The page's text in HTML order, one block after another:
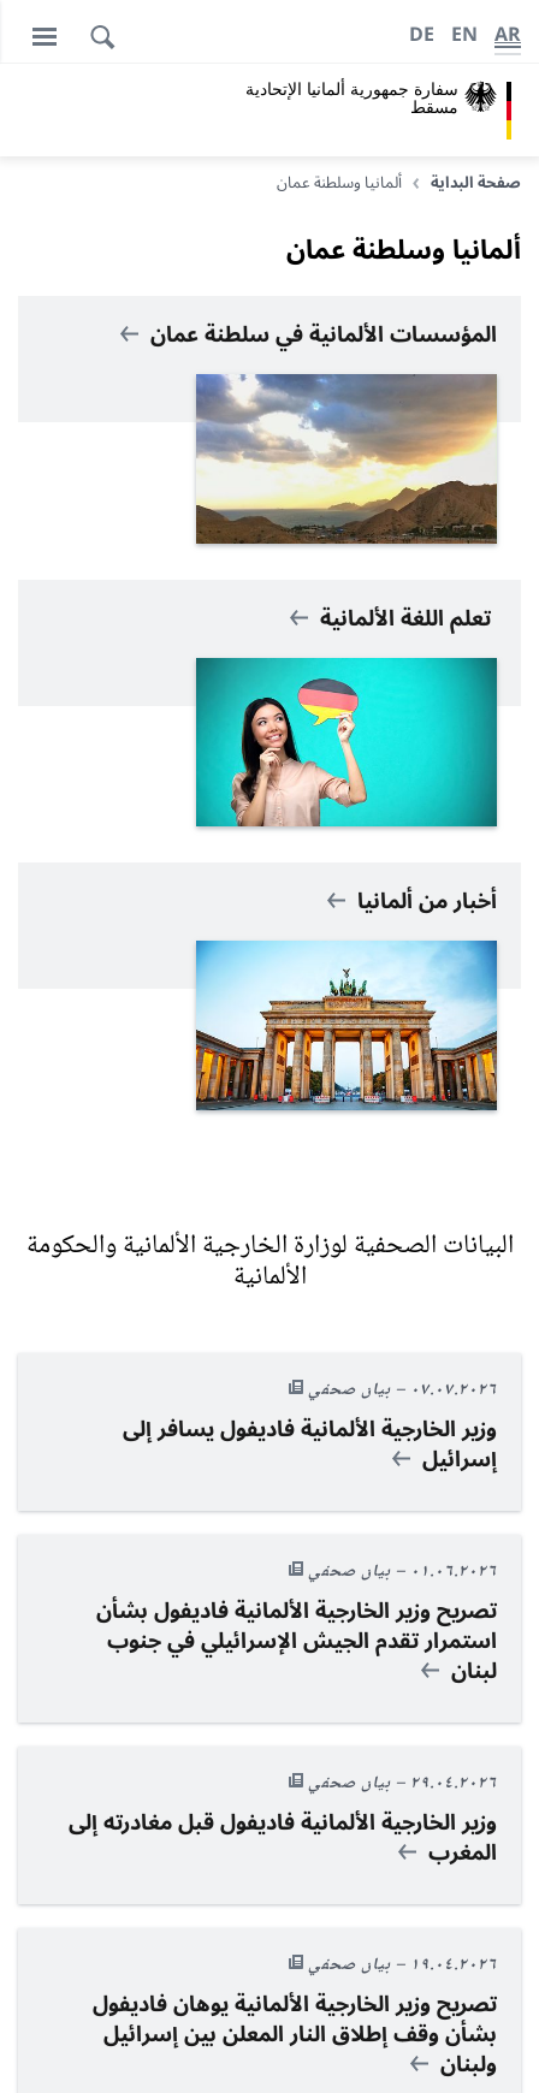
سفارة جمهورية ألمانيا الإتحادية
مسقط
AR
EN
DE
صفحة البداية ألمانيا وسلطنة عمان
ألمانيا وسلطنة عمان
المؤسسات الألمانية في سلطنة عمان
تعلم اللغة الألمانية
أخبار من ألمانيا
البيانات الصحفية لوزارة الخارجية الألمانية والحكومة
الألمانية
٠٧.٠٧.٢٠٢٦ بيان صحفي
وزير الخارجية الألمانية فاديفول يسافر إلى
إسرائيل
٠١.٠٦.٢٠٢٦ بيان صحفي
تصريح وزير الخارجية الألمانية فاديفول بشأن
استمرار تقدم الجيش الإسرائيلي في جنوب
لبنان
٢٩.٠٤.٢٠٢٦ بيان صحفي
وزير الخارجيةالألمانيةفاديفول قبل مغادرته إلى
المغرب
١٩.٠٤.٢٠٢٦ بيان صحفي
تصريح وزير الخارجية الألمانية يوهان فاديفول
بشأن وقف إطلاق النار المعلن بين إسرائيل
ولبنان